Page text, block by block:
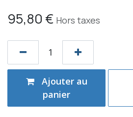
95,80 € Hors taxes
Ajouter au
panier